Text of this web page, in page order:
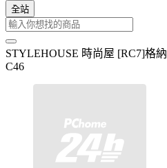
全站
STYLEHOUSE 時尚屋 [RC7]格
C46